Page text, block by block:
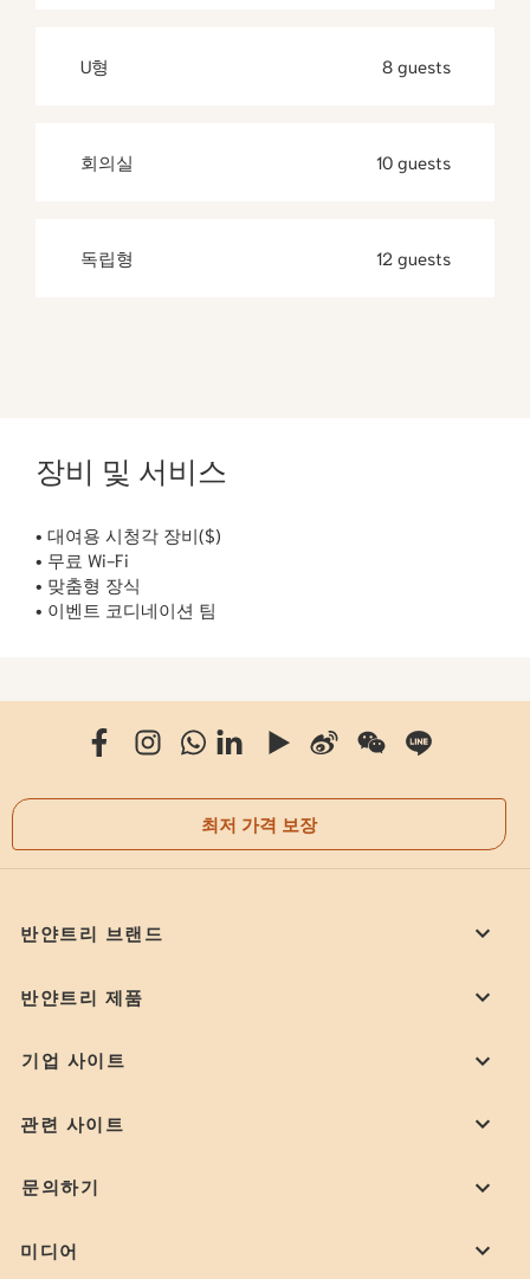
U형 8 guests
회의실 10 guests
독립형 12 guests
장비 및 서비스
• 대여용 시청각 장비($)
• 무료 Wi-Fi
• 맞춤형 장식
• 이벤트 코디네이션 팀
최저 가격 보장
반얀트리 브랜드
반얀트리 제품
기업 사이트
관련 사이트
문의하기
미디어